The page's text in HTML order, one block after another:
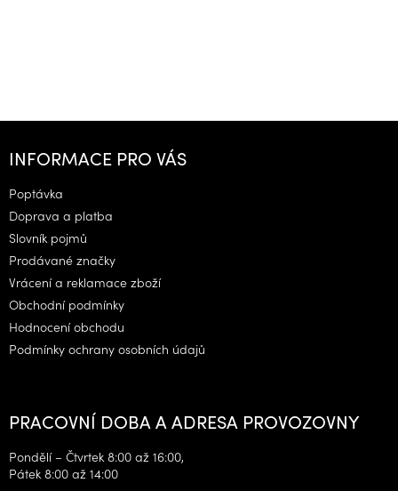
Z
INFORMACE PRO VÁS
Poptávka
Doprava a platba
Slovník pojmů
Prodávané značky
Vrácení a reklamace zboží
Obchodní podmínky
Hodnocení obchodu
Podmínky ochrany osobních údajů
PRACOVNÍ DOBA A ADRESA PROVOZOVNY
Pondělí – Čtvrtek 8:00 až 16:00,
Pátek 8:00 až 14:00